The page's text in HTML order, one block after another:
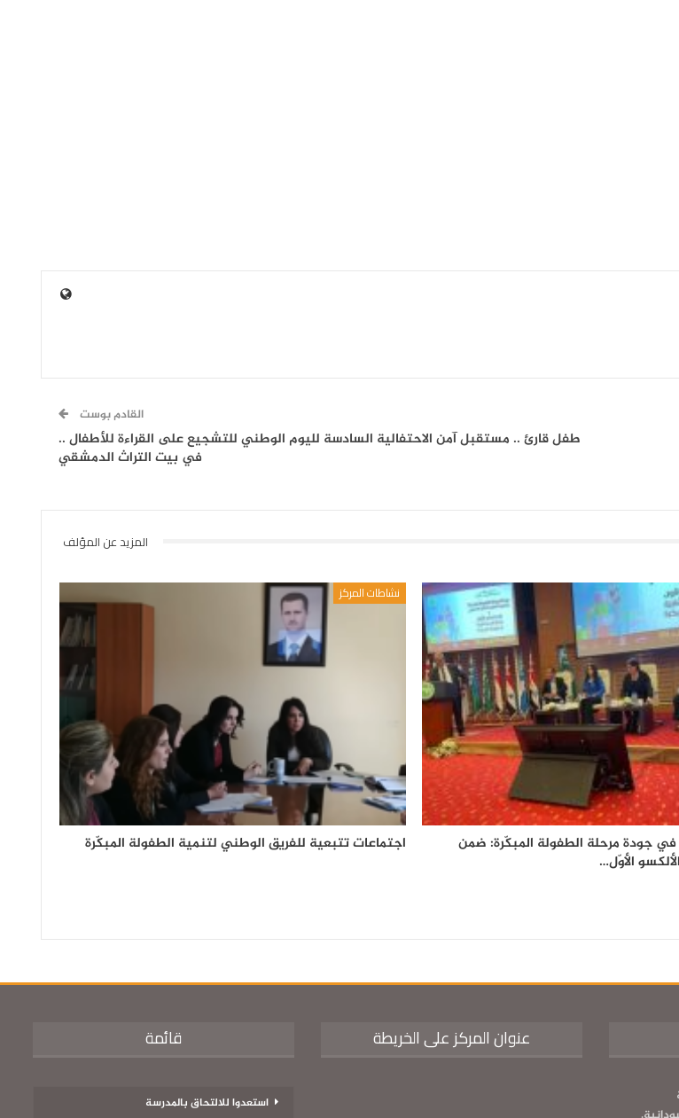
القادم بوست
طفل قارئ .. مستقبل آمن الاحتفالية السادسة لليوم الوطني للتشجيع على القراءة للأطفال ..
في بيت التراث الدمشقي
المزيد عن المؤلف
في جودة مرحلة الطفولة المبكّرة: ضمن
الأوّل…
نشاطات المركز
اجتماعات تتبعية للفريق الوطني لتنمية الطفولة المبكّرة
عنوان المركز على الخريطة قائمة
استعدوا للالتحاق بالمدرسة